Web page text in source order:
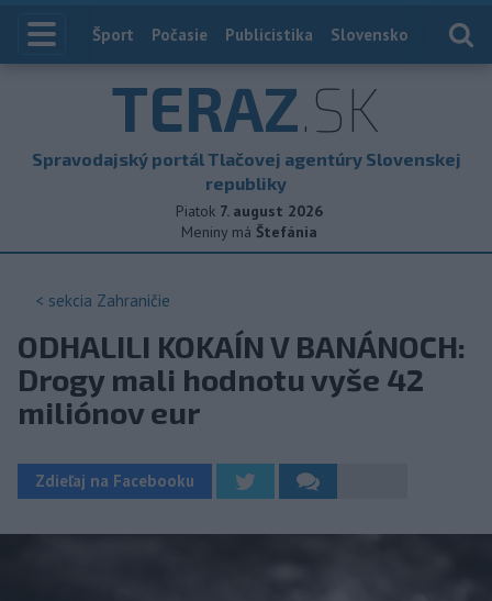
Index
Šport Počasie Publicistika Slovensko
TERAZ.SK
Spravodajský portál Tlačovej agentúry Slovenskej
republiky
Piatok 7. august 2026
Meniny má Štefánia
< sekcia Zahraničie
ODHALILI KOKAÍN V BANÁNOCH:
Drogy mali hodnotu vyše 42
miliónov eur
Zdieľaj na Facebooku